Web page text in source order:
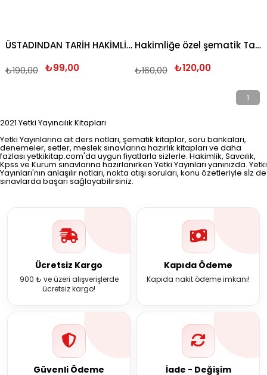
ÜSTADINDAN TARİH HAKİMLİK ÇIKMIŞ SORU BANKASI 2024
₺99,00
₺190,00
Hakimliğe özel şematik Tarih 2024
₺120,00
₺160,00
1
2021 Yetki Yayıncılık Kitapları
Yetki Yayınlarına ait ders notları, şematik kitaplar, soru bankaları,
denemeler, setler, meslek sınavlarına hazırlık kitapları ve daha
fazlası yetkikitap.com'da uygun fiyatlarla sizlerle. Hakimlik, Savcılık,
Kpss ve Kurum sınavlarına hazırlanırken Yetki Yayınları yanınızda. Yetki
Yayınları'nın anlaşılır notları, nokta atışı soruları, konu özetleriyle sİz de
sınavlarda başarı sağlayabilirsiniz.
Ücretsiz Kargo
900 ₺ ve üzeri alışverişlerde
ücretsiz kargo!
Kapıda Ödeme
Kapıda nakit ödeme imkanı!
Güvenli Ödeme İade - Değişim